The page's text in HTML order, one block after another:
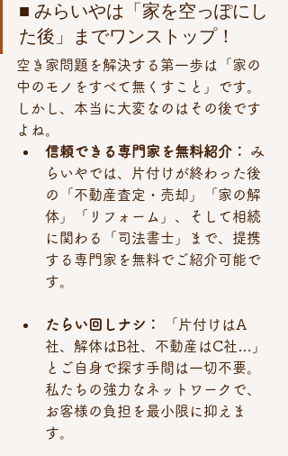
■ みらいやは「家を空っぽにし
た後」までワンストップ！
空き家問題を解決する第一歩は「家の
中のモノをすべて無くすこと」です。
しかし、本当に大変なのはその後です
よね。
信頼できる専門家を無料紹介：
み
らいやでは、片付けが終わった後
の「不動産査定・売却」「家の解
体」「リフォーム」、そして相続
に関わる「司法書士」まで、提携
する専門家を無料でご紹介可能で
す。
たらい回しナシ：
「片付けはA
社、解体はB社、不動産はC社…」
とご自身で探す手間は一切不要。
私たちの強力なネットワークで、
お客様の負担を最小限に抑えま
す。